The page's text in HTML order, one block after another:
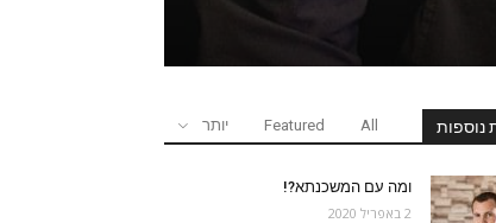
נוספות All
Featured יותר
ומה עם המשכנתא?!
2 באפריל 2020